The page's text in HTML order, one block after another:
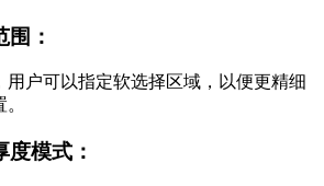
：
，用户可以指定软选择区域，以便更精细
。
式：